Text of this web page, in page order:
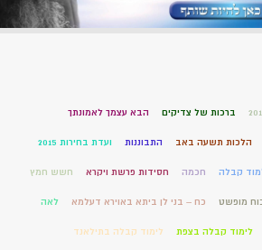
ברכות של צדיקים הבא עצמך לאמונתך
הלכות תשעה באב התבוננות ועדת בחירות 2015
קבלה חכמה חסידות פרשת ויקרא חשש חמץ
מופשט כח – בני לן ביתא באוירא דעלמא לאה
לימוד קבלה בצפת לימוד קבלה בתילאנד